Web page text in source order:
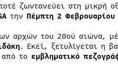
ζωντανεύει στη μικρή
την Πέμπτη 2
αρχών του 20ού αιώνα,
. Εκεί, ξετυλίγεται η
το εμβληματικό